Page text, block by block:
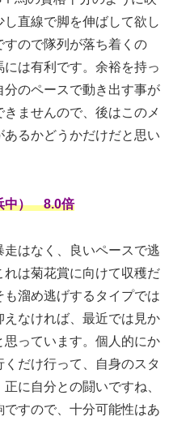
直線で脚を伸ばして欲し
ので隊列が落ち着くの
は有利です。余裕を持っ
のペースで動き出す事が
ませんので、後はこのメ
るかどうかだけだと思い
中） 8.0倍
はなく、良いペースで逃
は菊花賞に向けて収穫だ
溜め逃げするタイプでは
なければ、最近では見か
っています。個人的にか
だけ行って、自身のスタ
に自分との闘いですね、
すので、十分可能性はあ